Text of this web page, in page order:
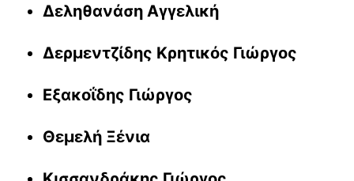
Δεληθανάση Αγγελική
Δερμεντζίδης Κρητικός Γιώργος
Εξακοΐδης Γιώργος
Θεμελή Ξένια